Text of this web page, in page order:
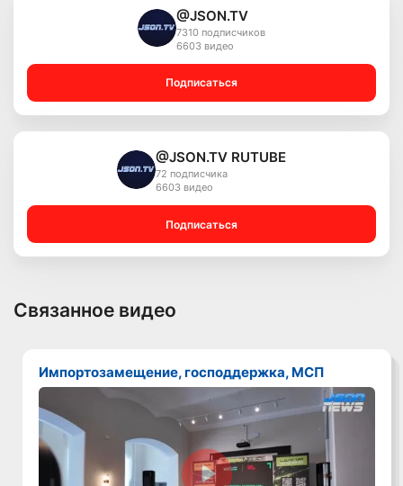
@JSON.TV
7310 подписчиков
6603 видео
Подписаться
@JSON.TV RUTUBE
72 подписчика
6603 видео
Подписаться
Связанное видео
Импортозамещение, господдержка, МСП